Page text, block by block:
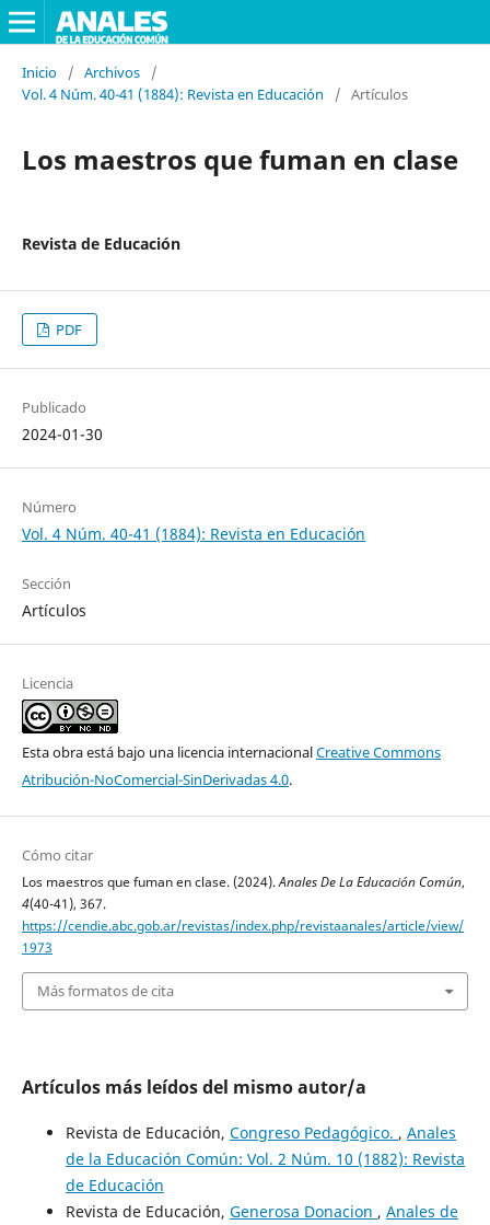
Inicio / Archivos
/
Vol. 4 Núm. 40-41 (1884): Revista en Educación
/ Artículos
Los maestros que fuman en clase
Revista de Educación
PDF
Publicado
2024-01-30
Número
Vol. 4 Núm. 40-41 (1884): Revista en Educación
Sección
Artículos
Licencia
Esta obra está bajo una licencia internacionalCreative Commons
Atribución-NoComercial-SinDerivadas 4.0.
Cómo citar
Los maestros que fuman en clase. (2024).Anales De La Educación Común,
4(40-41), 367.
https://cendie.abc.gob.ar/revistas/index.php/revistaanales/article/view/
1973
Más formatos de cita
Artículos más leídos del mismo autor/a
Revista de Educación, Congreso Pedagógico. , Anales
de la Educación Común: Vol. 2 Núm. 10 (1882): Revista
de Educación
Revista de Educación, Generosa Donacion , Anales de